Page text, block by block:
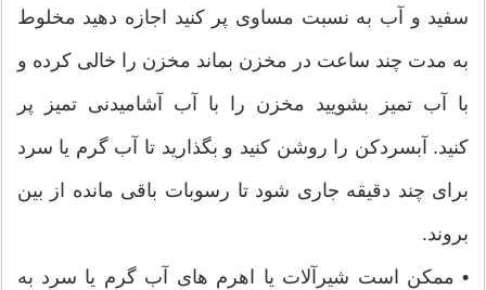
سفید و آب به نسبت مساوی پر کنید اجازه دهید مخلوط
به مدت چند ساعت در مخزن بماند مخزن را خالی کرده و
با آب تمیز بشویید مخزن را با آب آشامیدنی تمیز پر
کنید. آبسردکن را روشن کنید و بگذارید تا آب گرم یا سرد
برای چند دقیقه جاری شود تا رسوبات باقی مانده از بین
بروند.
• ممکن است شیرآلات یا اهرم های آب گرم یا سرد به